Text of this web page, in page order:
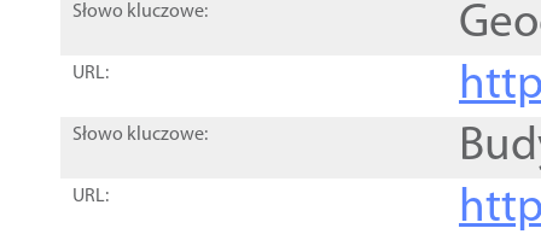
Słowo kluczowe:
URL:
Słowo kluczowe:
URL: